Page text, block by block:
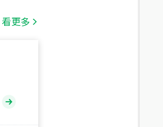
看更多